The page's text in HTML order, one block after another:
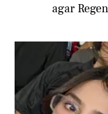
agar